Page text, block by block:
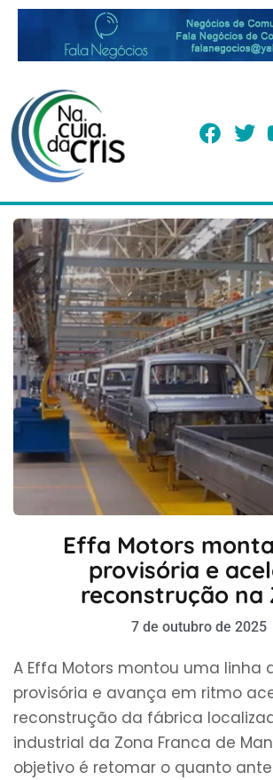
Effa Motors
provisória e
reconstrução na
7 de outubro de 2025
A Effa Motors montou uma linha
provisória e avança em ritmo
reconstrução da fábrica
industrial da Zona Franca de
objetivo é retomar o quanto